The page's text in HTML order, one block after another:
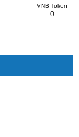
VNB Token
0